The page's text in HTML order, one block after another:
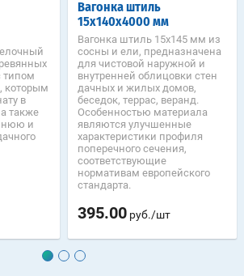
типом
которым
в
также
и
Вагонка штиль
15х140х4000 мм
Вагонка штиль 15х145 мм из
сосны и ели, предназначена
для чистовой наружной и
внутренней облицовки стен
дачных и жилых домов,
беседок, террас, веранд.
Особенностью материала
являются улучшенные
характеристики профиля
поперечного сечения,
соответствующие
нормативам европейского
стандарта.
395.00 руб./шт